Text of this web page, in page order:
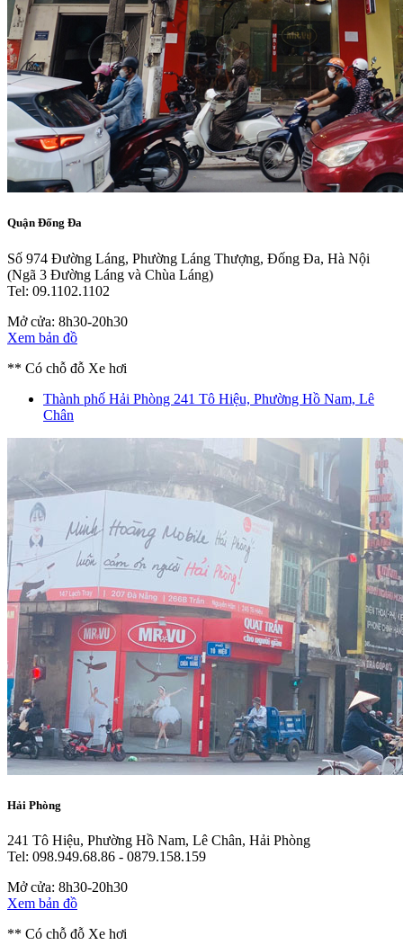
Quận Đống Đa
Số 974 Đường Láng, Phường Láng Thượng, Đống Đa, Hà Nội
(Ngã 3 Đường Láng và Chùa Láng)
Tel: 09.1102.1102
Mở cửa: 8h30-20h30
Xem bản đồ
** Có chỗ đỗ Xe hơi
Thành phố Hải Phòng 241 Tô Hiệu, Phường Hồ Nam, Lê
Chân
Hải Phòng
241 Tô Hiệu, Phường Hồ Nam, Lê Chân, Hải Phòng
Tel: 098.949.68.86 - 0879.158.159
Mở cửa: 8h30-20h30
Xem bản đồ
** Có chỗ đỗ Xe hơi